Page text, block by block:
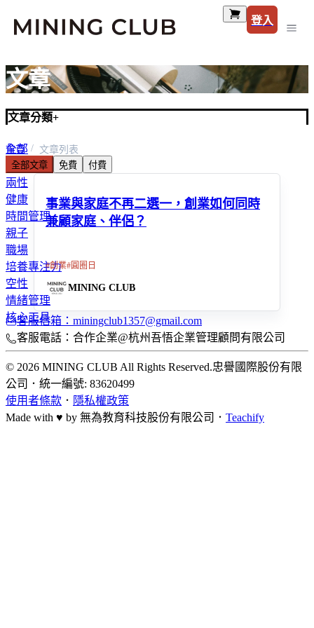
登入
文章
文章分類+
全部
財富
兩性
健康
時間管理
親子
職場
培養專注力
空性
情緒管理
核心工具
首頁
文章列表
全部文章
免費 付費
事業與家庭不再二選一，創業如何同時
兼顧家庭、伴侶？
#創業#圓圈日
MINING CLUB
客服信箱：miningclub1357@gmail.com
客服電話：合作企業@杭州吾悟企業管理顧問有限公司
© 2026 MINING CLUB All Rights Reserved.忠譽國際股份有限
公司 ． 統一編號: 83620499
使用者條款 ． 隱私權政策
Made with ♥ by 無為教育科技股份有限公司． Teachify